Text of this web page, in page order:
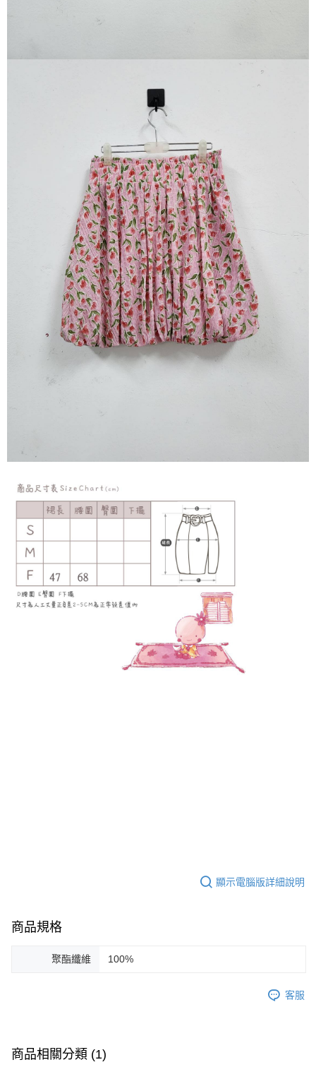
時審查核予不同之上限額度；若仍有額度不足之情形，本公司將視審查結果
恩沛科技股份有限公司將有權停止該用戶之使用額度並採取法律行動。
顯示電腦版詳細說明
商品規格
聚酯纖維 100%
客服
商品相關分類 (1)